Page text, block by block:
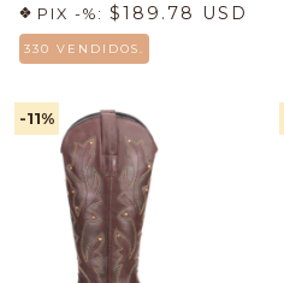
PIX -%: $189.78 USD
330 VENDIDOS.
-11%